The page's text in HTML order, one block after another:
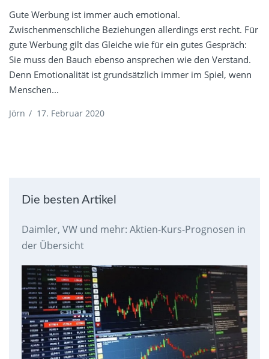
Gute Werbung ist immer auch emotional.
Zwischenmenschliche Beziehungen allerdings erst recht. Für
gute Werbung gilt das Gleiche wie für ein gutes Gespräch:
Sie muss den Bauch ebenso ansprechen wie den Verstand.
Denn Emotionalität ist grundsätzlich immer im Spiel, wenn
Menschen...
Jörn / 17. Februar 2020
Die besten Artikel
Daimler, VW und mehr: Aktien-Kurs-Prognosen in
der Übersicht